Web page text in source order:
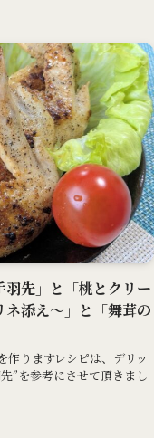
先」と「桃とクリー
添え～」と「舞茸の
りますレシピは、デリッ
”を参考にさせて頂きまし